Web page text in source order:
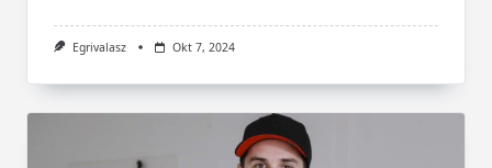
Egrivalasz Okt 7, 2024